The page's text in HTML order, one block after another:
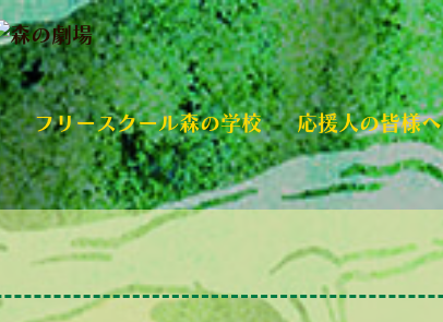
フリースクール森の学校 応援人の皆様へ